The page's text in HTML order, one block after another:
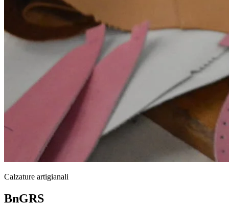
Calzature artigianali
BnGRS